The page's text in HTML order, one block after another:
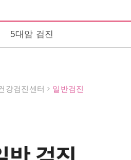
5대암 검진
강검진센터
일반검진